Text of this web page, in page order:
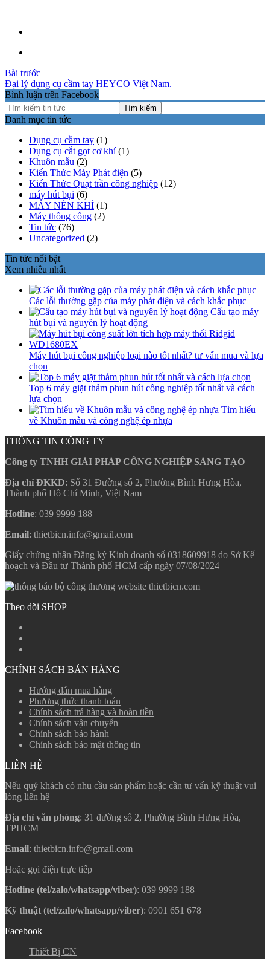
Điều
hướng
bài
viết
Bài trước
Đại lý dụng cụ cầm tay HEYCO Việt Nam.
Bình luận trên Facebook
Tìm kiếm
Danh mục tin tức
Dụng cụ cầm tay (1)
Dụng cụ cắt gọt cơ khí(1)
Khuôn mẫu (2)
Kiến Thức Máy Phát điện (5)
Kiến Thức Quạt trần công nghiệp (12)
máy hút bụi (6)
MÁY NÉN KHÍ (1)
Máy thông cống (2)
Tin tức (76)
Uncategorized (2)
Tin tức nổi bật
Xem nhiều nhất
Các lỗi thường gặp của máy phát điện và cách khắc phục
Cấu tạo máy
hút bụi và nguyên lý hoạt động
Máy hút bụi công nghiệp loại nào tốt nhất? tư vấn mua và lựa
chọn
Top 6 máy giặt thảm phun hút công nghiệp tốt nhất và cách
lựa chọn
Tìm hiểu
về Khuôn mẫu và công nghệ ép nhựa
THÔNG TIN CÔNG TY
Công ty TNHH GIẢI PHÁP CÔNG NGHIỆP SÁNG TẠO
Địa chỉ ĐKKD: Số 31 Đường số 2, Phường Bình Hưng Hòa,
Thành phố Hồ Chí Minh, Việt Nam
Hotline: 039 9999 188
Email: thietbicn.info@gmail.com
Giấy chứng nhận Đăng ký Kinh doanh số 0318609918 do Sở Kế
hoạch và Đầu tư Thành phố HCM cấp ngày 07/08/2024
Theo dõi SHOP
CHÍNH SÁCH BÁN HÀNG
Hướng dẫn mua hàng
Phương thức thanh toán
Chính sách trả hàng và hoàn tiền
Chính sách vận chuyển
Chính sách bảo hành
Chính sách bảo mật thông tin
LIÊN HỆ
Nếu quý khách có nhu cầu sản phẩm hoặc cần tư vấn kỹ thuật vui
lòng liên hệ
Địa chỉ văn phòng: 31 đường số 2, Phường Bình Hưng Hòa,
TPHCM
Email: thietbicn.info@gmail.com
Hoặc gọi điện trực tiếp
Hotline (tel/zalo/whatsapp/viber): 039 9999 188
Kỹ thuật (tel/zalo/whatsapp/viber): 0901 651 678
Facebook
Thiết Bị CN